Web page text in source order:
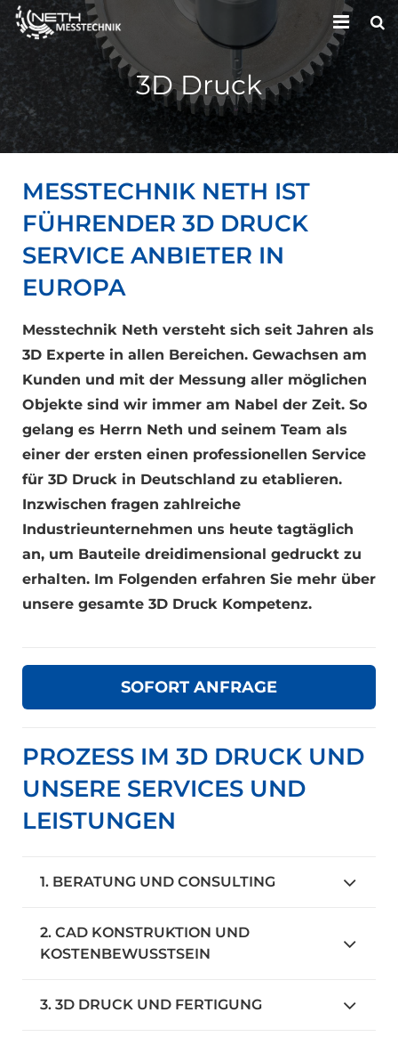
HOME
UNTERNEHMEN
LEISTUNGEN
KONTAKT
3D Druck
MESSTECHNIK NETH IST
FÜHRENDER 3D DRUCK
SERVICE ANBIETER IN
EUROPA
Messtechnik Neth versteht sich seit Jahren als
3D Experte in allen Bereichen. Gewachsen am
Kunden und mit der Messung aller möglichen
Objekte sind wir immer am Nabel der Zeit. So
gelang es Herrn Neth und seinem Team als
einer der ersten einen professionellen Service
für 3D Druck in Deutschland zu etablieren.
Inzwischen fragen zahlreiche
Industrieunternehmen uns heute tagtäglich
an, um Bauteile dreidimensional gedruckt zu
erhalten. Im Folgenden erfahren Sie mehr über
unsere gesamte 3D Druck Kompetenz.
SOFORT ANFRAGE
PROZESS IM 3D DRUCK UND
UNSERE SERVICES UND
LEISTUNGEN
1. BERATUNG UND CONSULTING
2. CAD KONSTRUKTION UND
KOSTENBEWUSSTSEIN
3. 3D DRUCK UND FERTIGUNG